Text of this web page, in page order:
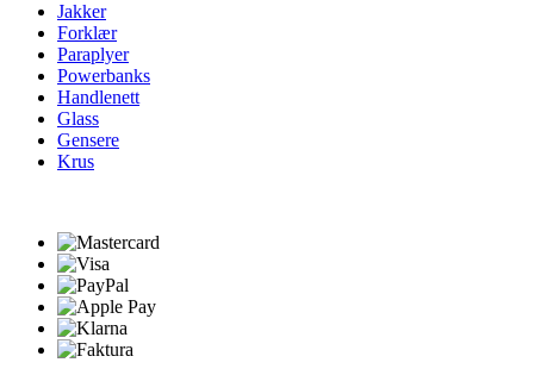
Jakker
Forklær
Paraplyer
Powerbanks
Handlenett
Glass
Gensere
Krus